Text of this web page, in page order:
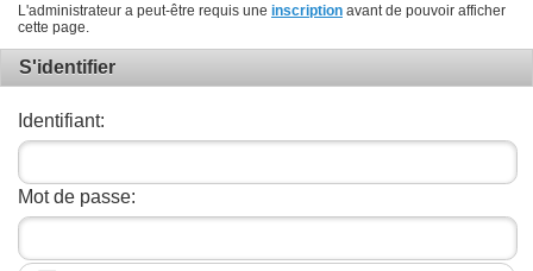
L'administrateur a peut-être requis une inscription avant de pouvoir afficher
cette page.
S'identifier
Identifiant:
Mot de passe: